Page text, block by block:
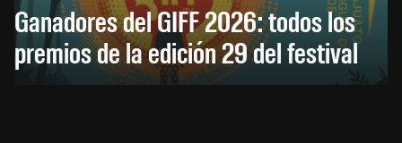
Ganadores del GIFF 2026: todos los
premios de la edición 29 del festival